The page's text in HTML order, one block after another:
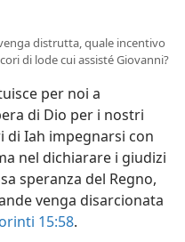
distrutta, quale incentivo
di lode cui assisté Giovanni?
per noi a
di Dio per i nostri
di Iah impegnarsi con
nel dichiarare i giudizi
speranza del Regno,
venga disarcionata
15:58.